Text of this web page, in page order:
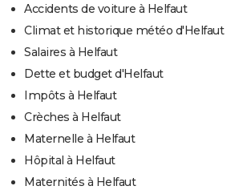
Accidents de voiture à Helfaut
Climat et historique météo d'Helfaut
Salaires à Helfaut
Dette et budget d'Helfaut
Impôts à Helfaut
Crèches à Helfaut
Maternelle à Helfaut
Hôpital à Helfaut
Maternités à Helfaut